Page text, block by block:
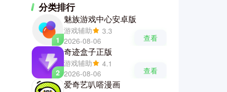
分类排行
1
魅族游戏中心安卓版
游戏辅助
3.3
2026-08-06
查看
2
奇迹盒子正版
游戏辅助
4.1
2026-08-06
查看
爱奇艺叭嗒漫画